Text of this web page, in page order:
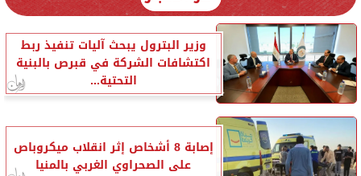
وزير البترول يبحث آليات تنفيذ ربط
اكتشافات الشركة في قبرص بالبنية
التحتية...
إصابة 8 أشخاص إثر انقلاب ميكروباص
على الصحراوي الغربي بالمنيا